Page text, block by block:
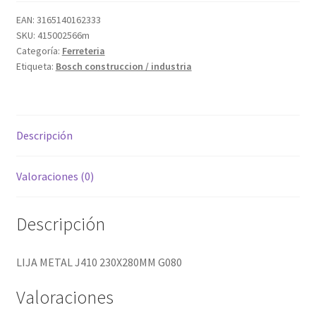
cantidad
EAN: 3165140162333
SKU: 415002566m
Categoría: Ferreteria
Etiqueta: Bosch construccion / industria
Descripción
Valoraciones (0)
Descripción
LIJA METAL J410 230X280MM G080
Valoraciones